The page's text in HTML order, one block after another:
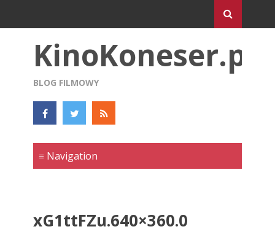
KinoKoneser.pl
BLOG FILMOWY
xG1ttFZu.640×360.0